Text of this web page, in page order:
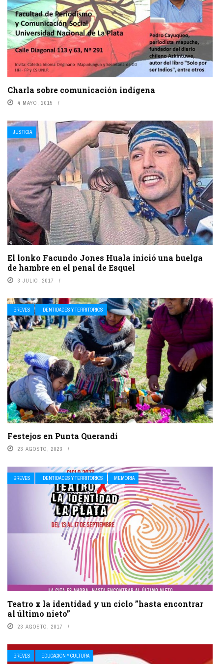
Charla sobre comunicación indígena
4 MAYO, 2015
JUSTICIA
El lonko Facundo Jones Huala inició una huelga
de hambre en el penal de Esquel
3 JULIO, 2017
BREVES IDENTIDADES Y TERRITORIOS
Festejos en Punta Querandí
23 AGOSTO, 2023
BREVES IDENTIDADES Y TERRITORIOS MEMORIA
Teatro x la identidad y un ciclo​ ​”hasta encontrar
al último​ ​nieto”
23 AGOSTO, 2017
BREVES EDUCACIÓN Y CULTURA